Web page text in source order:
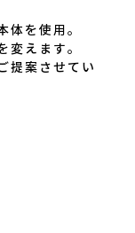
を使用。
えます。
提案させてい